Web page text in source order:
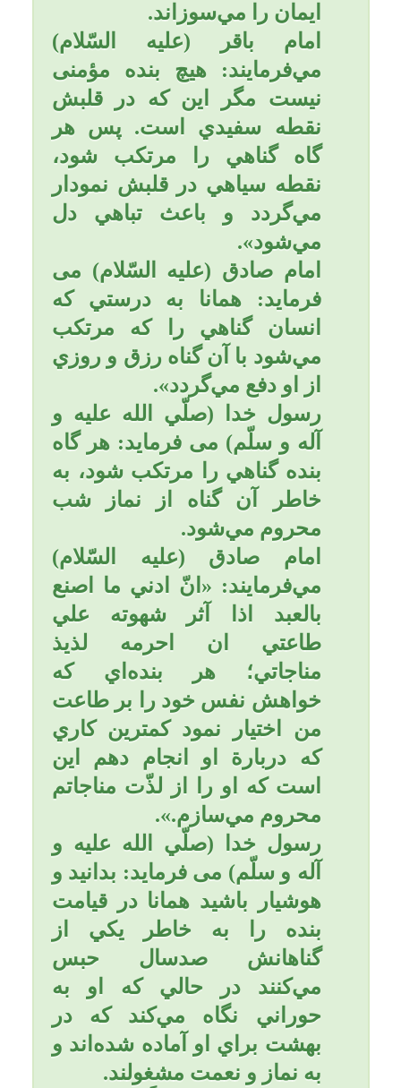
خیر و برکت می شود و هر کس
به قرائت آن مداومت ورزد،
فقر از او برطرف می شود و
در آن افزایش حفظ و توفیقات
و وسعت در مال وجود دارد.
امام صادق (علیه السلام)
فرموده است: هر کس در هر
شب جمعه سوره واقعه را
قرائت کند، خداوند او را
دوست دارد و او را محبوب
همه مردم می گرداند و هرگز
در دنیا ناراحتی، فقر و
او نخواهد رسیدو از همراهان و
رفیقان امیرالمؤمنین (علیه
السلام) خواهد بود.و این سوره
ویژه امیرالمومنین علی علیه
السلام است و هیچ کس در آن
شرکت ندارد.
امام صادق (علیه السلام) می
فرماید: سوره واقعه دارای
منافع و بهره های زیادی است
که قابل شمارش نیست. از
جمله فواید این سوره آن است
که اگر برای مرده ای خوانده
شود، خداوند او را می امرزد و
اگر برای کسی که در حال
احتضار و مرگ است بخواند،
مرگ و خروج روحش به اذن
خدا آسان می شود.
به همراه داشتن نوشته سوره
واقعه موجب آسانی زایمان
می شود.
4- اول روزها صدقه بدهید و
سوره «یس» بخوانید.
پیامبر اسلام (صلی الله علیه و
آله وسلم) به آقا أمیرالمؤمنین
(علیه السلام) فرمودند: یا علی!
«یس» را بخوان که در آن ده
اثر است، هر که آن را قرائت
کند: 1) اگر گرسنه باشد
سیرگردد؛ 2) اگر تشنه باشد،
عزب باشد، ازدواج کند؛ 5) اگر
اگر مریض باشد، عافیت یابد؛
7) اگر زندانی باشد، نجات یابد؛
8) اگر مسافر باشد، در سفرش
یاری شود؛ 9) نزد میت خوانده
نمی شود مگر اینکه خدا بر او
آسان گیرد؛ 10) اگر گمشده
داشته باشد، گمشده اش را
پیدا کند.
شخصی به امیرالمؤمنین علی
(علیه السلام) عرض کرد:
بفرمایید وقتی چیزی یا کسی